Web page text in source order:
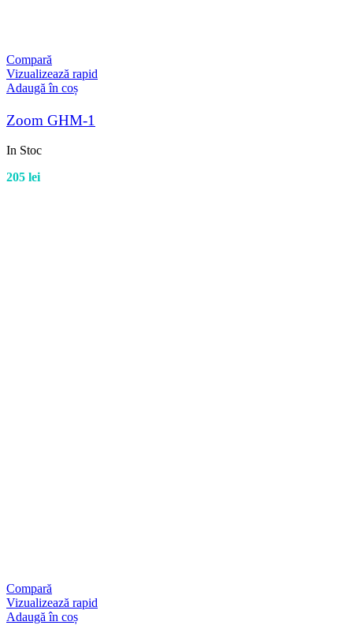
Compară
Vizualizează rapid
Adaugă în coș
Zoom GHM-1
In Stoc
205 lei
Compară
Vizualizează rapid
Adaugă în coș